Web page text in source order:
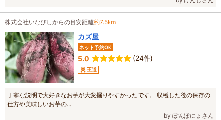
株式会社いなびしからの目安距離約7.5km
カズ屋
ネット予約OK
5.0 (24件)
王道
丁寧な説明で大好きなお芋が大変掘りやすかったです。 収穫した後の保存の
仕方や美味しいお芋の...
by ぽんぽにょさん